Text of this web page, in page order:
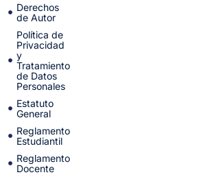
Derechos
de Autor
Política de
Privacidad
y
Tratamiento
de Datos
Personales
Estatuto
General
Reglamento
Estudiantil
Reglamento
Docente